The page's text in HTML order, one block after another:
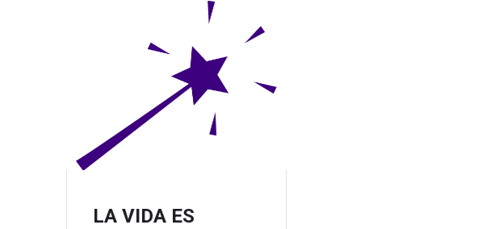
LA VIDA ES